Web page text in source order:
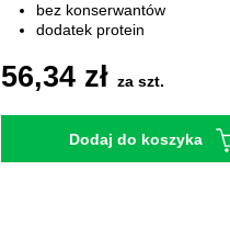
bez konserwantów
dodatek protein
56,34 zł za szt.
Dodaj do koszyka